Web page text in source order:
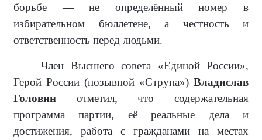
борьбе — не определённый номер в
избирательном бюллетене, а честность и
ответственность перед людьми.
Член Высшего совета «Единой России»,
Герой России (позывной «Струна») Владислав
Головин отметил, что содержательная
программа партии, её реальные дела и
достижения, работа с гражданами на местах